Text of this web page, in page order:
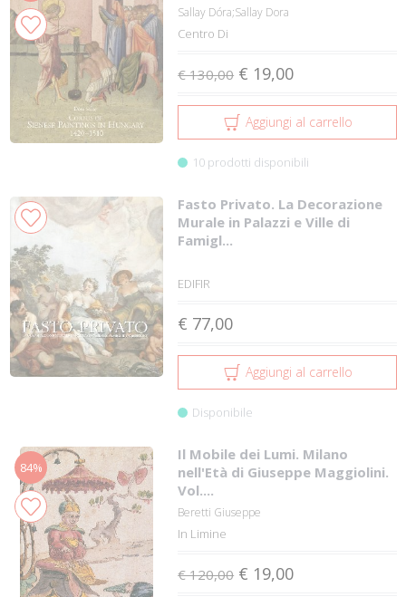
Sallay Dóra;Sallay Dora
Centro Di
€ 130,00 € 19,00
Aggiungi al carrello
10 prodotti disponibili
Fasto Privato. La Decorazione
Murale in Palazzi e Ville di
Famigl...
EDIFIR
€ 77,00
Aggiungi al carrello
Disponibile
84%
Il Mobile dei Lumi. Milano
nell'Età di Giuseppe Maggiolini.
Vol....
Beretti Giuseppe
In Limine
€ 120,00 € 19,00